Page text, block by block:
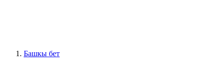
Башкы бет